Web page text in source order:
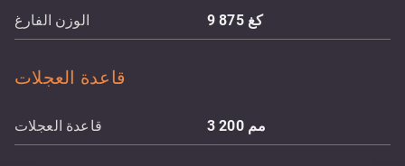
الوزن الفارغ 9 875 كغ
قاعدة العجلات
قاعدة العجلات 3 200 مم